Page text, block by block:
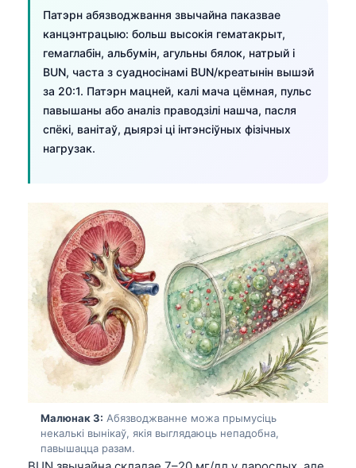
Патэрн абязводжвання звычайна паказвае
канцэнтрацыю: больш высокія гематакрыт,
гемаглабін, альбумін, агульны бялок, натрый і
BUN, часта з суадносінамі BUN/креатынін вышэй
за 20:1. Патэрн мацней, калі мача цёмная, пульс
павышаны або аналіз праводзілі нашча, пасля
спёкі, ванітаў, дыярэі ці інтэнсіўных фізічных
нагрузак.
Малюнак 3: Абязводжванне можа прымусіць
некалькі вынікаў, якія выглядаюць непадобна,
павышацца разам.